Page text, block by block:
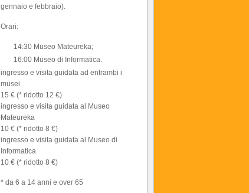
gennaio e febbraio).
Orari:
14:30 Museo Mateureka;
16:00 Museo di Informatica.
ingresso e visita guidata ad entrambi i
musei
15 € (* ridotto 12 €)
ingresso e visita guidata al Museo
Mateureka
10 € (* ridotto 8 €)
ingresso e visita guidata al Museo di
Informatica
10 € (* ridotto 8 €)
* da 6 a 14 anni e over 65